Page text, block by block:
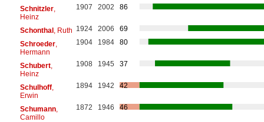
Schnitzler,
Heinz
1907 2002 86
Schonthal, Ruth 1924 2006
69
Schroeder,
Hermann
1904 1984 80
Schubert,
Heinz
1908 1945 37
Schulhoff,
Erwin
1894 1942 42
Schumann,
Camillo
1872 1946 46